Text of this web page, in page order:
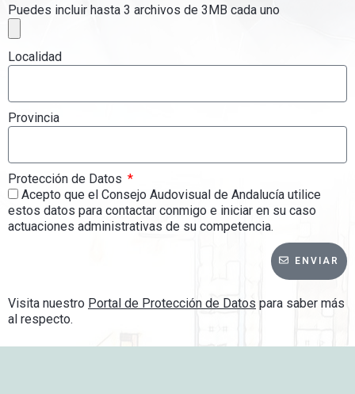
Puedes incluir hasta 3 archivos de 3MB cada uno
Localidad
Provincia
Protección de Datos
Acepto que el Consejo Audovisual de Andalucía utilice
estos datos para contactar conmigo e iniciar en su caso
actuaciones administrativas de su competencia.
ENVIAR
Visita nuestro Portal de Protección de Datos para saber más
al respecto.